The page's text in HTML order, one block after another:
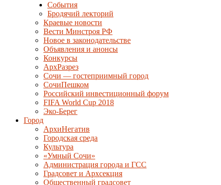
События
Бродячий лекторий
Краевые новости
Вести Минстроя РФ
Новое в законодательстве
Объявления и анонсы
Конкурсы
АрхРазрез
Сочи — гостеприимный город
СочиПешком
Российский инвестиционный форум
FIFA World Cup 2018
Эко-Берег
Город
АрхиНегатив
Городская среда
Культура
«Умный Сочи»
Администрация города и ГСС
Градсовет и Архсекция
Общественный градсовет